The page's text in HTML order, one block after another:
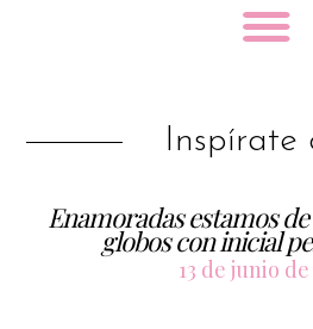
Inspírate
Enamoradas estamos
globos con inicial
13 de junio de